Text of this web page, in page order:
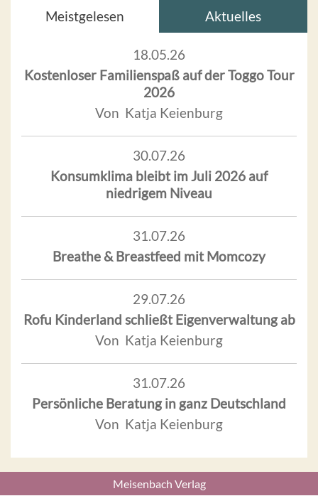
Meistgelesen Aktuelles
18.05.26
Kostenloser Familienspaß auf der Toggo Tour
2026
Von Katja Keienburg
30.07.26
Konsumklima bleibt im Juli 2026 auf
niedrigem Niveau
31.07.26
Breathe & Breastfeed mit Momcozy
29.07.26
Rofu Kinderland schließt Eigenverwaltung ab
Von Katja Keienburg
31.07.26
Persönliche Beratung in ganz Deutschland
Von Katja Keienburg
Meisenbach Verlag